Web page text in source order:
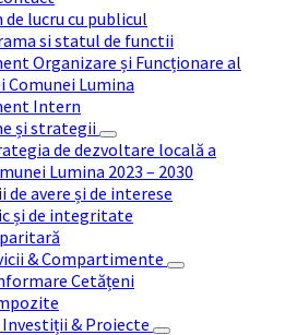
lucru cu publicul
si statul de functii
Organizare și Funcționare al
Comunei Lumina
Intern
și strategii
de dezvoltare locală a
Lumina 2023 – 2030
de avere și de interese
și de integritate
& Compartimente
Cetățeni
& Proiecte